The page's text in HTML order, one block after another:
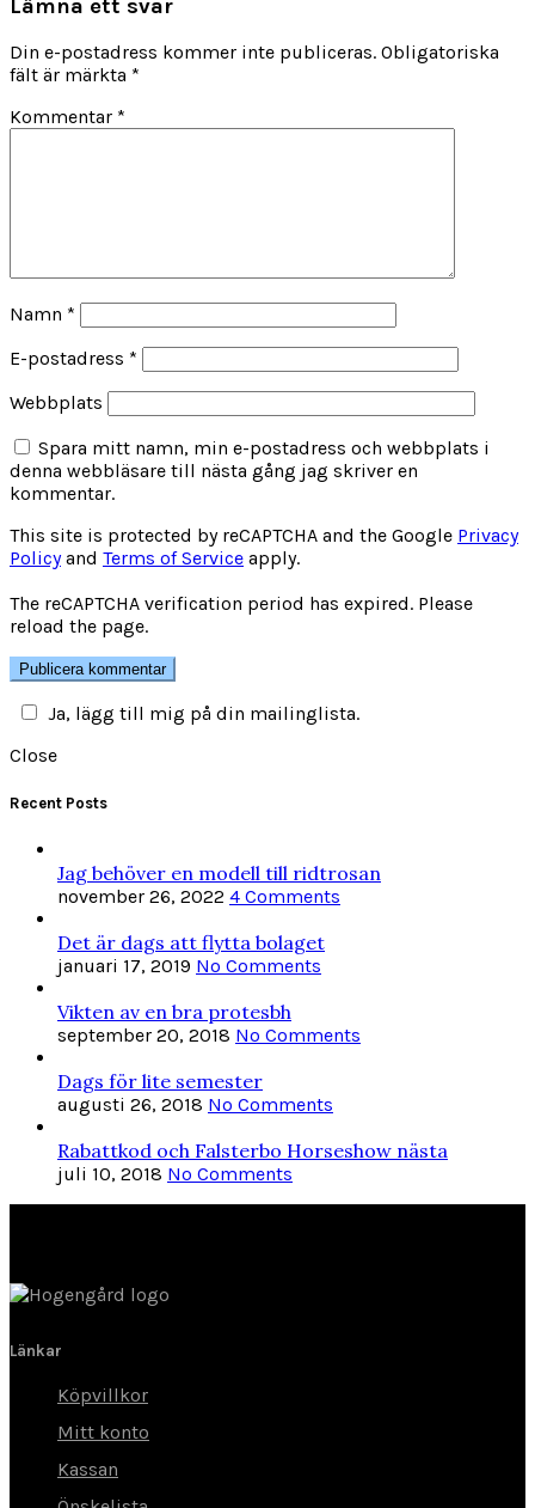
Lämna ett svar
Din e-postadress kommer inte publiceras. Obligatoriska
fält är märkta *
Kommentar *
Namn *
E-postadress *
Webbplats
Spara mitt namn, min e-postadress och webbplats i
denna webbläsare till nästa gång jag skriver en
kommentar.
This site is protected by reCAPTCHA and the Google Privacy
Policyand Terms of Service apply.
The reCAPTCHA verification period has expired. Please
reload the page.
Ja, lägg till mig på din mailinglista.
Close
Recent Posts
Jag behöver en modell till ridtrosan
november 26, 2022 4 Comments
Det är dags att flytta bolaget
januari 17, 2019 No Comments
Vikten av en bra protesbh
september 20, 2018 No Comments
Dags för lite semester
augusti 26, 2018 No Comments
Rabattkod och Falsterbo Horseshow nästa
juli 10, 2018 No Comments
Länkar
Köpvillkor
Mitt konto
Kassan